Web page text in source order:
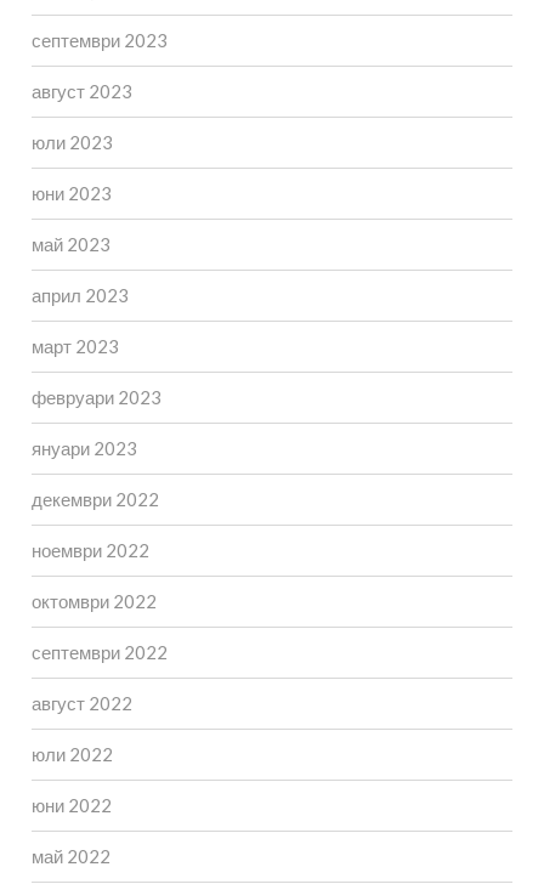
септември 2023
август 2023
юли 2023
юни 2023
май 2023
април 2023
март 2023
февруари 2023
януари 2023
декември 2022
ноември 2022
октомври 2022
септември 2022
август 2022
юли 2022
юни 2022
май 2022